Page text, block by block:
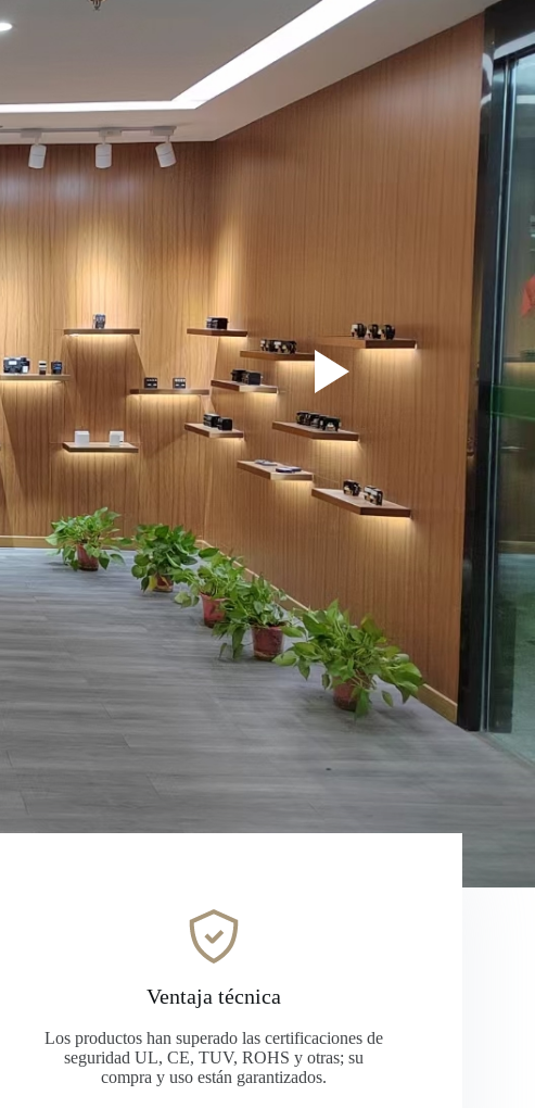
Ventaja técnica
Los productos han superado las certificaciones de
seguridad UL, CE, TUV, ROHS y otras; su
compra y uso están garantizados.